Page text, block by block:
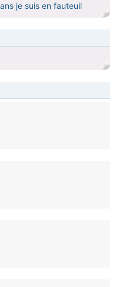
je suis en fauteuil